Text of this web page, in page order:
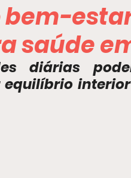
bem-
saúde
diárias